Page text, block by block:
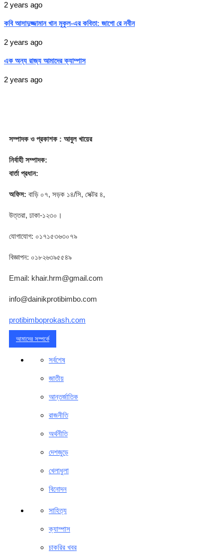
2 years ago
কবি আসাদুজ্জামান খান মুকুল-এর কবিতা: জাগো রে নবীন
2 years ago
এক অন্য রাজ্য আমাদের ক্যাম্পাস
2 years ago
সম্পাদকও প্রকাশক : আবুল খায়ের
নির্বাহী সম্পাদক:
বার্তা প্রধান:
অফিস: বাড়ি ০৭, সড়ক ১৪/সি, সেক্টর ৪,
উত্তরা, ঢাকা-১২৩০।
যোগাযোগ: ০১৭১৫৩৬৩০৭৯
বিজ্ঞাপন: ০১৮২৬৩৯৫৫৪৯
Email: khair.hrm@gmail.com
info@dainikprotibimbo.com
protibimboprokash.com
আমাদের সম্পর্কে
সর্বশেষ
জাতীয়
আন্তর্জাতিক
রাজনীতি
অর্থনীতি
দেশজুড়ে
খেলাধুলা
বিনোদন
সাহিত্য
ক্যাম্পাস
চাকরির খবর